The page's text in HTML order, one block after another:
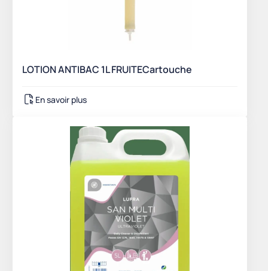
LOTION ANTIBAC 1L FRUITECartouche
En savoir plus